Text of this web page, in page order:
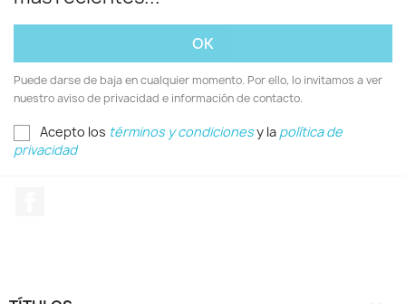
Puede darse de baja en cualquier momento. Por ello, lo invitamos a ver
nuestro aviso de privacidad e información de contacto.
Acepto los términos y condicionesy la política de
privacidad